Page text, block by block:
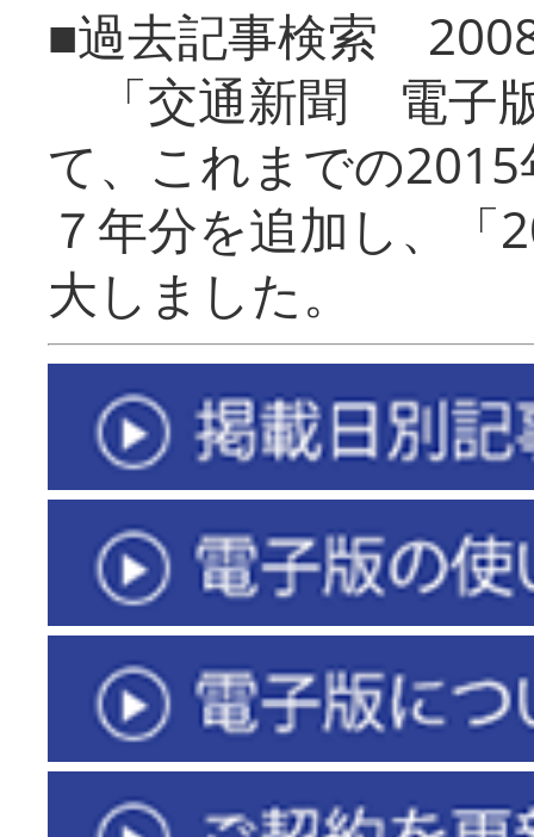
■過去記事検索
「交通新聞 電子
て、これまでの
７年分を追加し、「
大しまし